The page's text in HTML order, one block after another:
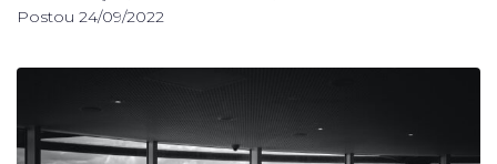
Postou 24/09/2022